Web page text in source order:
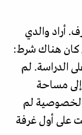
أراد والدي
كان هناك شرط:
الدراسة. لم
مساحة
الخصوصية لم
على أول غرفة